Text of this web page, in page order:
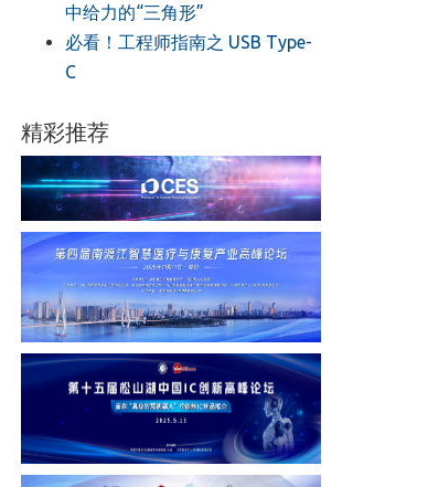
中给力的“三角形”
必看！工程师指南之 USB Type-
C
精彩推荐